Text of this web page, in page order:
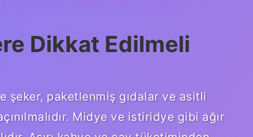
Dikkat Edilmeli
şeker, paketlenmiş gıdalar ve asitli
Midye ve istiridye gibi ağır